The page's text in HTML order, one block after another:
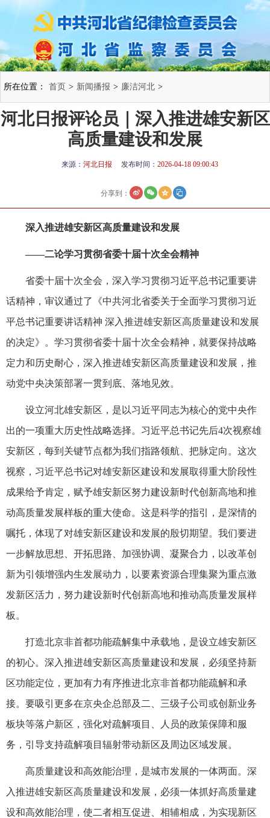
所在位置： 首页 > 新闻播报 > 廉洁河北 >
河北日报评论员｜深入推进雄安新区
高质量建设和发展
来源： 河北日报 发布时间： 2026-04-18 09:00:43
分享到：
深入推进雄安新区高质量建设和发展
——二论学习贯彻省委十届十次全会精神
省委十届十次全会，深入学习贯彻习近平总书记重要讲
话精神，审议通过了《中共河北省委关于全面学习贯彻习近
平总书记重要讲话精神 深入推进雄安新区高质量建设和发展
的决定》。学习贯彻省委十届十次全会精神，就要保持战略
定力和历史耐心，深入推进雄安新区高质量建设和发展，推
动党中央决策部署一贯到底、落地见效。
设立河北雄安新区，是以习近平同志为核心的党中央作
出的一项重大历史性战略选择。习近平总书记先后4次视察雄
安新区，每到关键节点都为我们指路领航、把脉定向。这次
视察，习近平总书记对雄安新区建设和发展取得重大阶段性
成果给予肯定，赋予雄安新区努力建设新时代创新高地和推
动高质量发展样板的重大使命。这是科学的指引，是深情的
嘱托，体现了对雄安新区建设和发展的殷切期望。我们要进
一步解放思想、开拓思路、加强协调、凝聚合力，以改革创
新为引领增强内生发展动力，以要素资源合理集聚为重点激
发新区活力，努力建设新时代创新高地和推动高质量发展样
板。
打造北京非首都功能疏解集中承载地，是设立雄安新区
的初心。深入推进雄安新区高质量建设和发展，必须坚持新
区功能定位，更加有力有序推进北京非首都功能疏解和承
接。要吸引更多在京央企总部及二、三级子公司或创新业务
板块等落户新区，强化对疏解项目、人员的政策保障和服
务，引导支持疏解项目辐射带动新区及周边区域发展。
高质量建设和高效能治理，是城市发展的一体两面。深
入推进雄安新区高质量建设和发展，必须一体抓好高质量建
设和高效能治理，使二者相互促进、相辅相成，为实现新区